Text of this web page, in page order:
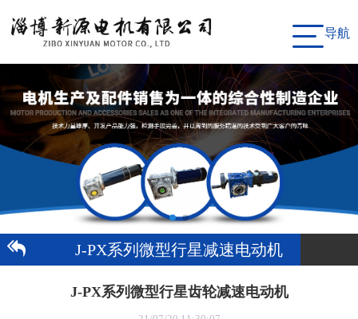
导航
J-PX系列微型行星减速电动机
J-PX系列微型行星齿轮减速电动机